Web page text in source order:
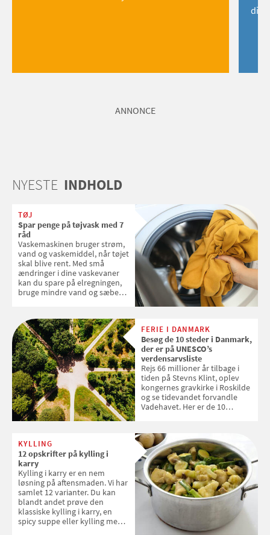
dig!
ANNONCE
NYESTE INDHOLD
TØJ
Spar penge på tøjvask med 7
råd
Vaskemaskinen bruger strøm,
vand og vaskemiddel, når tøjet
skal blive rent. Med små
ændringer i dine vaskevaner
kan du spare på elregningen,
bruge mindre vand og sæbe
enkle råd til at spare penge på
tøjvasken
FERIE I DANMARK
Besøg de 10 steder i Danmark,
der er på UNESCO’s
verdensarvsliste
Rejs 66 millioner år tilbage i
tiden på Stevns Klint, oplev
kongernes gravkirke i Roskilde
og se tidevandet forvandle
Vadehavet. Her er de 10
KYLLING
12 opskrifter på kylling i
karry
Kylling i karry er en nem
løsning på aftensmaden. Vi har
samlet 12 varianter. Du kan
blandt andet prøve den
klassiske kylling i karry, en
spicy suppe eller kylling med